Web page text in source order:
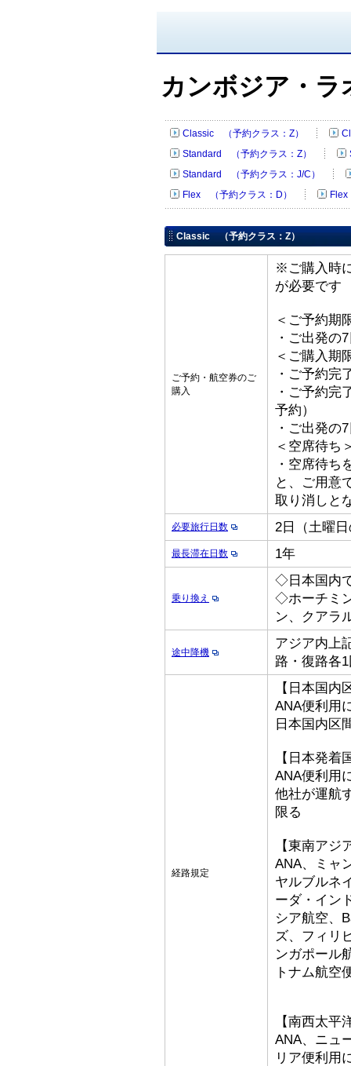
カンボジア・ラ
Classic （予約クラス：Z）
Standard （予約クラス：Z）
Standard （予約クラス：J/C）
Flex （予約クラス：D）
Classic （予約クラス：Z）
ご予約・航空券のご
購入
※ご購入時
が必要です
＜ご予約期
・ご出発の
＜ご購入期
・ご予約完
・ご予約完
予約）
・ご出発の
＜空席待ち
・空席待ち
と、ご用意
取り消しと
必要旅行日数 2日（土曜
最長滞在日数 1年
乗り換え
◇日本国内
◇ホーチミ
ン、クアラ
途中降機
アジア内上
路・復路各
経路規定
【日本国内
ANA便利用
日本国内区
【日本発着
ANA便利用
他社が運航
限る
【東南アジ
ANA、ミャ
ヤルブルネ
ーダ・イン
シア航空、
ズ、フィリ
ンガポール
トナム航空
【南西太平
ANA、ニュ
リア便利用